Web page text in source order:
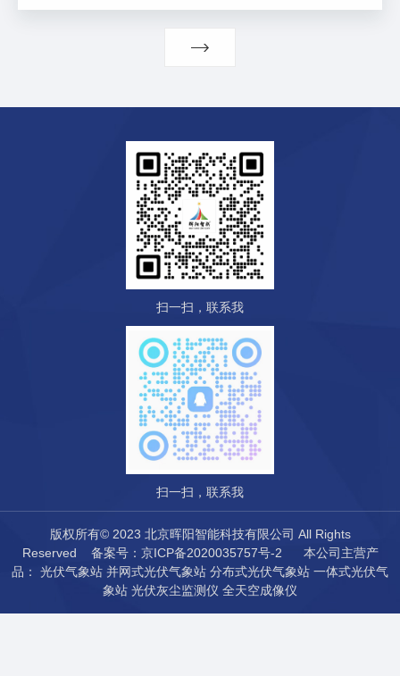
扫一扫，联系我
扫一扫，联系我
版权所有© 2023 北京晖阳智能科技有限公司 All Rights
Reserved 备案号：京ICP备2020035757号-2
本公司主营产
品： 光伏气象站 并网式光伏气象站 分布式光伏气象站 一体式光伏气
象站 光伏灰尘监测仪 全天空成像仪